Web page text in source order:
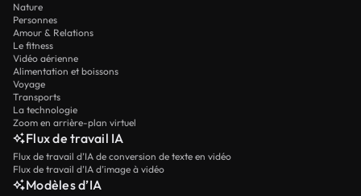
Nature
Personnes
Amour & Relations
Le fitness
Vidéo aérienne
Alimentation et boissons
Voyage
Transports
La technologie
Zoom en arrière-plan virtuel
Flux de travail IA
Flux de travail d’IA de conversion de texte en vidéo
Flux de travail d’IA d’image à vidéo
Modèles d’IA